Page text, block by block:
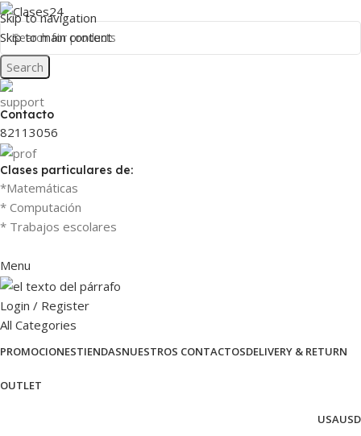
Skip to navigation
Skip to main content
Search
Contacto
82113056
Clases particulares de:
*Matemáticas
* Computación
* Trabajos escolares
Menu
Login / Register
All Categories
PROMOCIONESTIENDASNUESTROS CONTACTOSDELIVERY & RETURN
OUTLET
USAUSD